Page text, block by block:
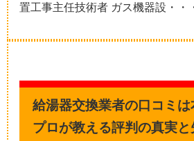
置工事主任技術者 ガス機器設・・
給湯器交換業者の口コミ
プロが教える評判の真実